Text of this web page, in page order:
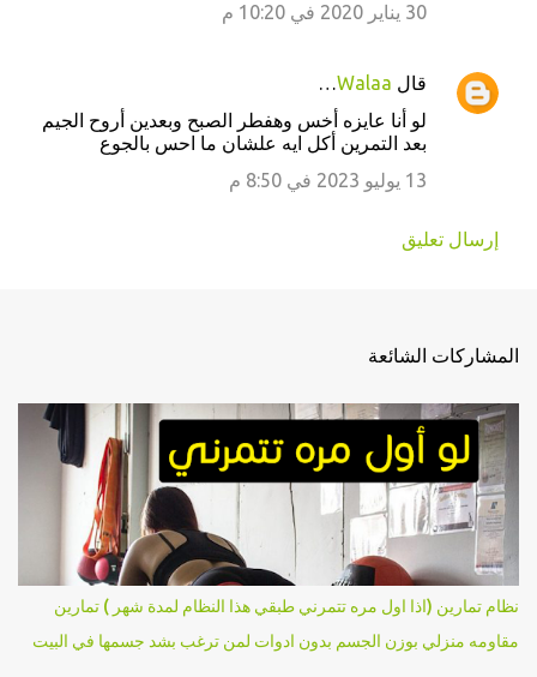
ت
30 يناير 2020 في 10:20 م
‏قال Walaa
…
لو أنا عايزه أخس وهفطر الصبح وبعدين أروح الجيم
بعد التمرين أكل ايه علشان ما احس بالجوع
13 يوليو 2023 في 8:50 م
إرسال تعليق
المشاركات الشائعة
نظام تمارين (اذا اول مره تتمرني طبقي هذا النظام لمدة شهر ) تمارين
مقاومه منزلي بوزن الجسم بدون ادوات لمن ترغب بشد جسمها في البيت